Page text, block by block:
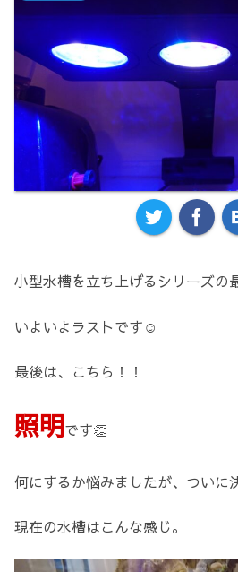
小型水槽を立ち上げるシリーズの
いよいよラストです☺️
最後は、こちら！！
照明です👏
何にするか悩みましたが、ついに
現在の水槽はこんな感じ。